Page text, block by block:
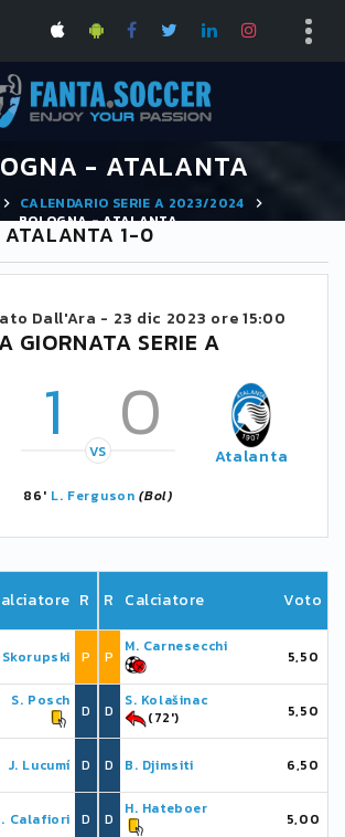
- ATALANTA
CALENDARIO SERIE A 2023/2024
BOLOGNA - ATALANTA
ATALANTA 1-0
Dall'Ara - 23 dic 2023 ore 15:00
GIORNATA SERIE A
1 0
VS Atalanta
86' L. Ferguson (Bol)
R
Skorupski P
S. Posch
D
J. Lucumí D
Calafiori D
R Calciatore Voto
P
M. Carnesecchi
5,50
D
S. Kolašinac
(72')
5,50
D B. Djimsiti 6,50
D
H. Hateboer
5,00